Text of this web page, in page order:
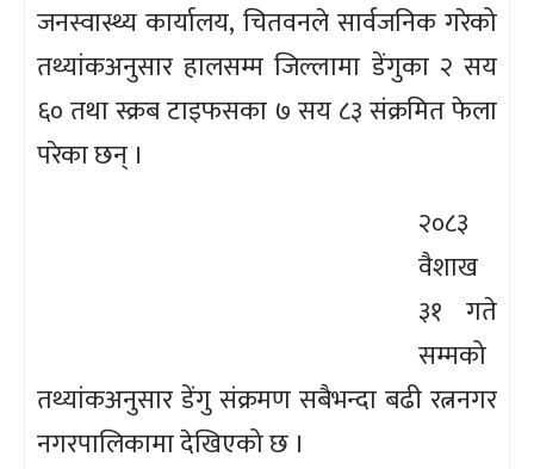
जनस्वास्थ्य कार्यालय, चितवनले सार्वजनिक गरेको
तथ्यांकअनुसार हालसम्म जिल्लामा डेंगुका २ सय
६० तथा स्क्रब टाइफसका ७ सय ८३ संक्रमित फेला
परेका छन् ।
२०८३
वैशाख
३१ गते
सम्मको
तथ्यांकअनुसार डेंगु संक्रमण सबैभन्दा बढी रत्ननगर
नगरपालिकामा देखिएको छ ।